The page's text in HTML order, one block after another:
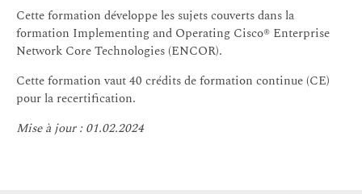
Cette formation développe les sujets couverts dans la
formation Implementing and Operating Cisco® Enterprise
Network Core Technologies (ENCOR).
Cette formation vaut 40 crédits de formation continue (CE)
pour la recertification.
Mise à jour : 01.02.2024